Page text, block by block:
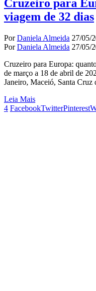
Cruzeiro para
viagem de 32 dias
PorDaniela Almeida 27/05/
PorDaniela Almeida 27/05/
Cruzeiro para Europa:
de março a 18 de abril de
Janeiro, Maceió, Santa
Leia Mais
4 FacebookTwitterPinterest